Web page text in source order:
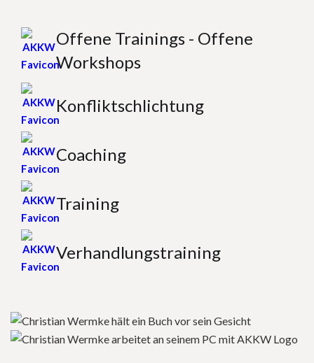
Offene Trainings - Offene
Workshops
Konfliktschlichtung
Coaching
Training
Verhandlungstraining